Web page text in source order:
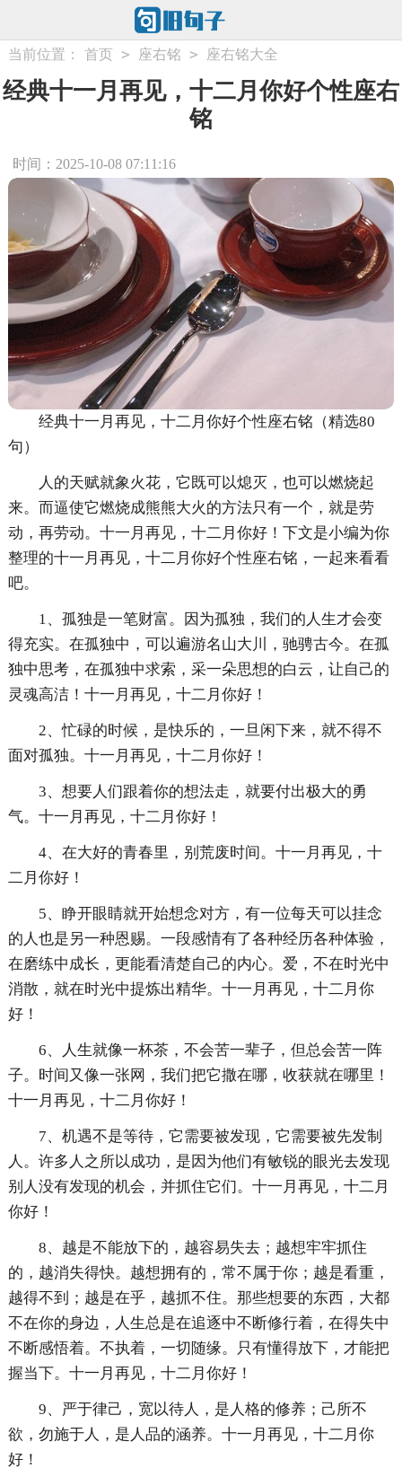
当前位置： 首页 > 座右铭 > 座右铭大全
经典十一月再见，十二月你好个性座右
铭
时间：2025-10-08 07:11:16
经典十一月再见，十二月你好个性座右铭（精选80
句）
人的天赋就象火花，它既可以熄灭，也可以燃烧起
来。而逼使它燃烧成熊熊大火的方法只有一个，就是劳
动，再劳动。十一月再见，十二月你好！下文是小编为你
整理的十一月再见，十二月你好个性座右铭，一起来看看
吧。
1、孤独是一笔财富。因为孤独，我们的人生才会变
得充实。在孤独中，可以遍游名山大川，驰骋古今。在孤
独中思考，在孤独中求索，采一朵思想的白云，让自己的
灵魂高洁！十一月再见，十二月你好！
2、忙碌的时候，是快乐的，一旦闲下来，就不得不
面对孤独。十一月再见，十二月你好！
3、想要人们跟着你的想法走，就要付出极大的勇
气。十一月再见，十二月你好！
4、在大好的青春里，别荒废时间。十一月再见，十
二月你好！
5、睁开眼睛就开始想念对方，有一位每天可以挂念
的人也是另一种恩赐。一段感情有了各种经历各种体验，
在磨练中成长，更能看清楚自己的内心。爱，不在时光中
消散，就在时光中提炼出精华。十一月再见，十二月你
好！
6、人生就像一杯茶，不会苦一辈子，但总会苦一阵
子。时间又像一张网，我们把它撒在哪，收获就在哪里！
十一月再见，十二月你好！
7、机遇不是等待，它需要被发现，它需要被先发制
人。许多人之所以成功，是因为他们有敏锐的眼光去发现
别人没有发现的机会，并抓住它们。十一月再见，十二月
你好！
8、越是不能放下的，越容易失去；越想牢牢抓住
的，越消失得快。越想拥有的，常不属于你；越是看重，
越得不到；越是在乎，越抓不住。那些想要的东西，大都
不在你的身边，人生总是在追逐中不断修行着，在得失中
不断感悟着。不执着，一切随缘。只有懂得放下，才能把
握当下。十一月再见，十二月你好！
9、严于律己，宽以待人，是人格的修养；己所不
欲，勿施于人，是人品的涵养。十一月再见，十二月你
好！